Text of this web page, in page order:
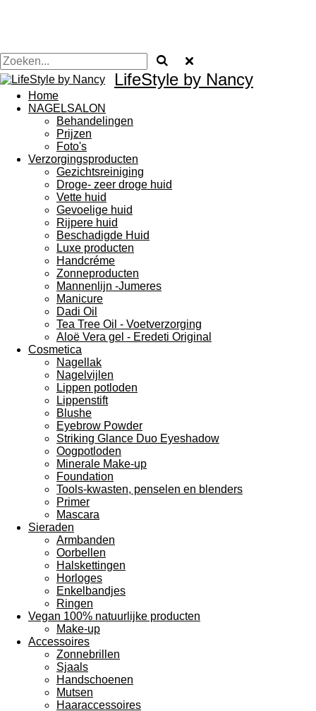
LifeStyle by Nancy
Home
NAGELSALON
Behandelingen
Prijzen
Foto's
Verzorgingsproducten
Gezichtsreiniging
Droge- zeer droge huid
Vette huid
Gevoelige huid
Rijpere huid
Beschadigde Huid
Luxe producten
Handcréme
Zonneproducten
Mannenlijn -Jumeres
Manicure
Dadi Oil
Tea Tree Oil - Voetverzorging
Aloë Vera gel - Eredeti Original
Cosmetica
Nagellak
Nagelvijlen
Lippen potloden
Lippenstift
Blushe
Eyebrow Powder
Striking Glance Duo Eyeshadow
Oogpotloden
Minerale Make-up
Foundation
Tools-kwasten, penselen en blenders
Primer
Mascara
Sieraden
Armbanden
Oorbellen
Halskettingen
Horloges
Enkelbandjes
Ringen
Vegan 100% natuurlijke producten
Make-up
Accessoires
Zonnebrillen
Sjaals
Handschoenen
Mutsen
Haaraccessoires